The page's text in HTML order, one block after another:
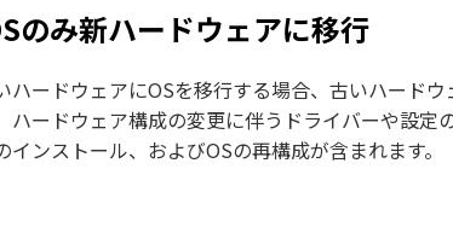
のみ新ハードウェアに移行
ハードウェアにOSを移行する場合、古いハード
ハードウェア構成の変更に伴うドライバーや設定
インストール、およびOSの再構成が含まれます。